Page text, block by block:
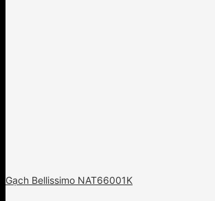
Gạch Bellissimo NAT66001K